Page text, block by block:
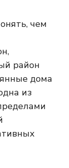
чем
район
дома
из